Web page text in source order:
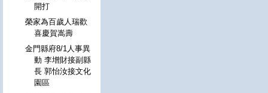
開打
榮家為百歲人瑞歡
喜慶賀嵩壽
金門縣府8/1人事異
動 李增財接副縣
長 郭怡汝接文化
園區